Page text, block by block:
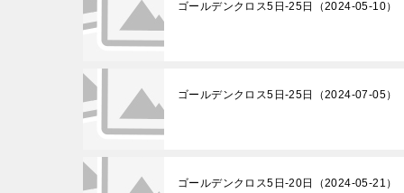
ゴールデンクロス5日-25日（2024-05-10）
ゴールデンクロス5日-25日（2024-07-05）
ゴールデンクロス5日-20日（2024-05-21）